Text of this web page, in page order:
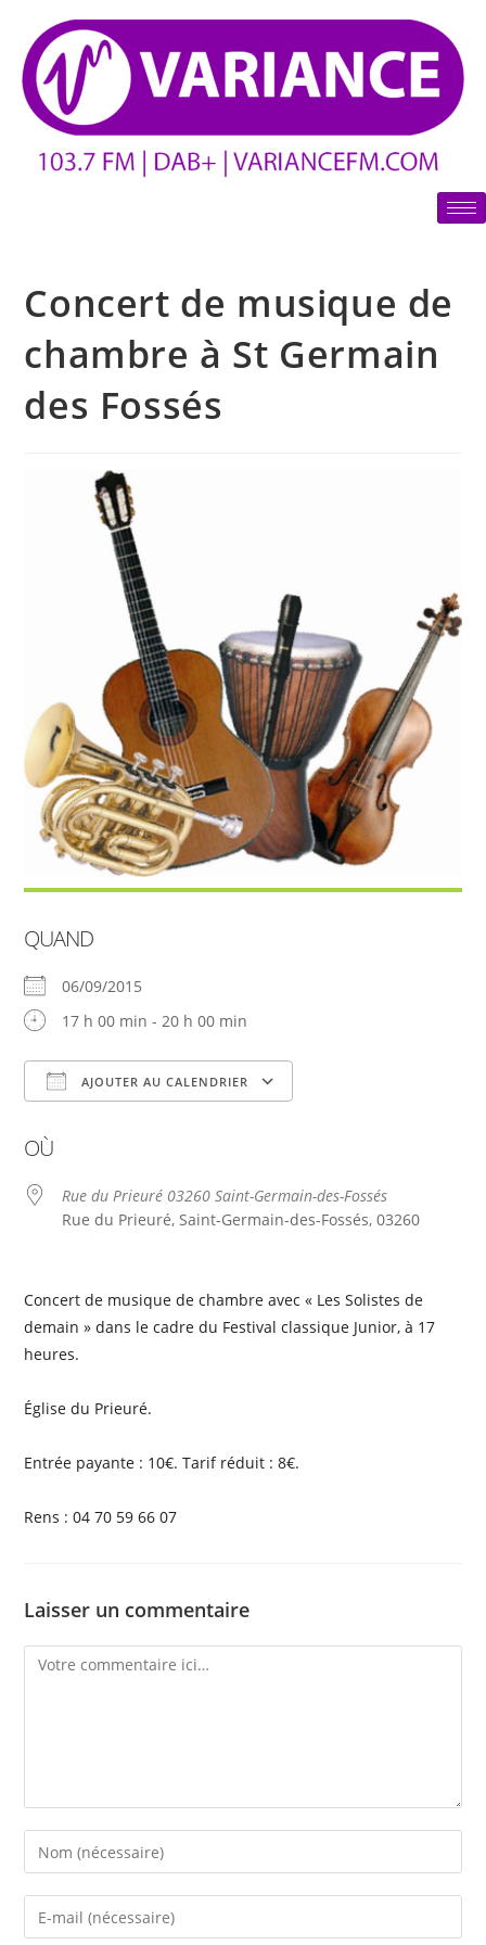
Concert de musique de
chambre à St Germain
des Fossés
QUAND
06/09/2015
17 h 00 min - 20 h 00 min
AJOUTER AU CALENDRIER
OÙ
Rue du Prieuré 03260 Saint-Germain-des-Fossés
Rue du Prieuré, Saint-Germain-des-Fossés, 03260
Concert de musique de chambre avec « Les Solistes de
demain » dans le cadre du Festival classique Junior, à 17
heures.
Église du Prieuré.
Entrée payante : 10€. Tarif réduit : 8€.
Rens : 04 70 59 66 07
Laisser un commentaire